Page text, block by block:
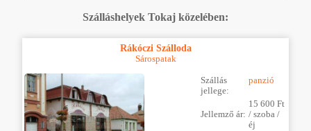
Szálláshelyek Tokaj közelében:
Rákóczi Szálloda
Sárospatak
Szállás
jellege:
panzió
Jellemző ár:
15 600 Ft
/ szoba /
éj